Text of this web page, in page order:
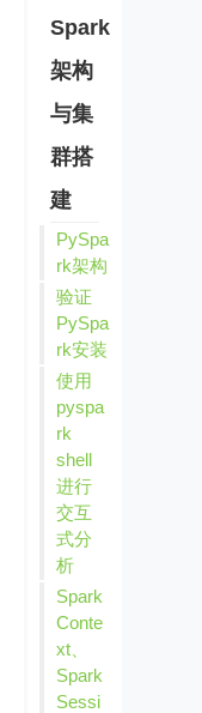
默认列名是id，类型是
Spark
架构
与集
群搭
建
PySpa
rk架构
验证
PySpa
rk安装
使用
pyspa
rk
shell
进行
交互
式分
析
Spark
Conte
xt、
Spark
Sessi